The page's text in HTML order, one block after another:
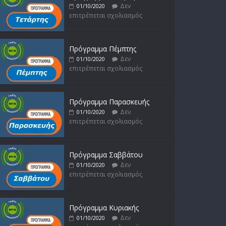
01/10/2020
Δεν
επιτρέπεται σχολιασμός
Πρόγραμμα Πέμπτης
01/10/2020
Δεν
επιτρέπεται σχολιασμός
Πρόγραμμα Παρασκευής
01/10/2020
Δεν
επιτρέπεται σχολιασμός
Πρόγραμμα Σαββάτου
01/10/2020
Δεν
επιτρέπεται σχολιασμός
Πρόγραμμα Κυριακής
01/10/2020
Δεν